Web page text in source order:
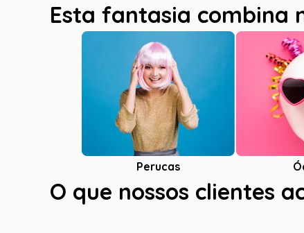
Esta fantasia combina
Perucas
O que nossos clientes